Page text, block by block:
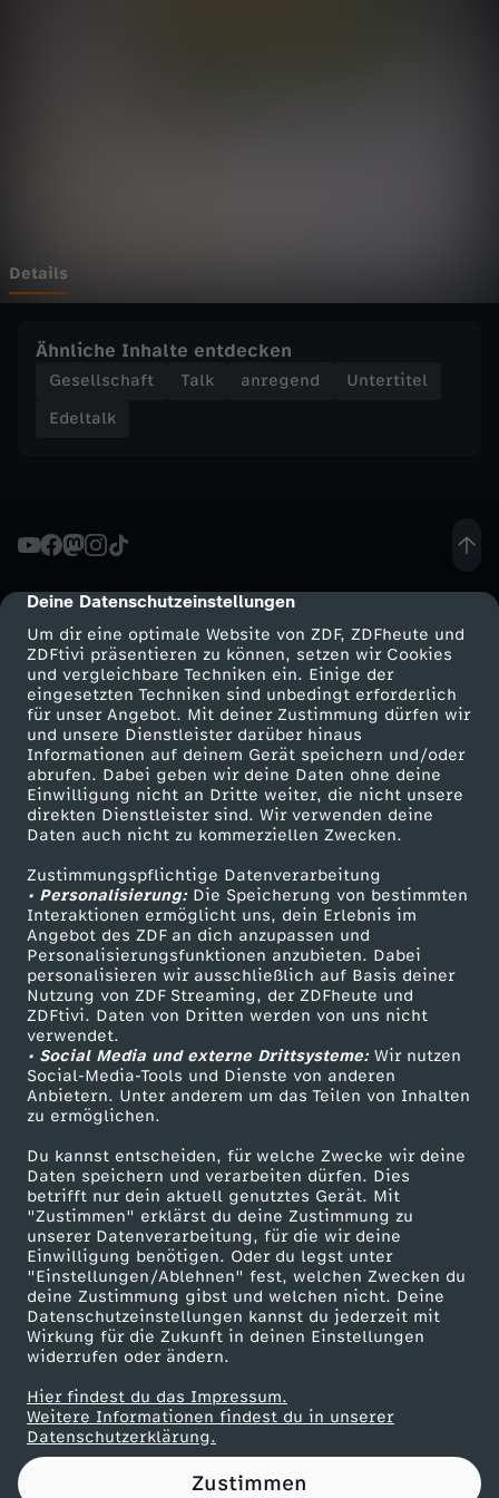
cmp-dialog-description
Deine Datenschutzeinstellungen
Um dir eine optimale Website von ZDF, ZDFheute und
ZDFtivi präsentieren zu können, setzen wir Cookies
und vergleichbare Techniken ein. Einige der
eingesetzten Techniken sind unbedingt erforderlich
für unser Angebot. Mit deiner Zustimmung dürfen wir
und unsere Dienstleister darüber hinaus
Informationen auf deinem Gerät speichern und/oder
abrufen. Dabei geben wir deine Daten ohne deine
Einwilligung nicht an Dritte weiter, die nicht unsere
direkten Dienstleister sind. Wir verwenden deine
Daten auch nicht zu kommerziellen Zwecken.
Zustimmungspflichtige Datenverarbeitung
• Personalisierung:Die Speicherung von bestimmten
Interaktionen ermöglicht uns, dein Erlebnis im
Angebot des ZDF an dich anzupassen und
Personalisierungsfunktionen anzubieten. Dabei
personalisieren wir ausschließlich auf Basis deiner
Nutzung von ZDF Streaming, der ZDFheute und
ZDFtivi. Daten von Dritten werden von uns nicht
verwendet.
• Social Media und externe Drittsysteme:Wir nutzen
Social-Media-Tools und Dienste von anderen
Anbietern. Unter anderem um das Teilen von Inhalten
zu ermöglichen.
Du kannst entscheiden, für welche Zwecke wir deine
Daten speichern und verarbeiten dürfen. Dies
betrifft nur dein aktuell genutztes Gerät. Mit
"Zustimmen" erklärst du deine Zustimmung zu
unserer Datenverarbeitung, für die wir deine
Einwilligung benötigen. Oder du legst unter
"Einstellungen/Ablehnen" fest, welchen Zwecken du
deine Zustimmung gibst und welchen nicht. Deine
Datenschutzeinstellungen kannst du jederzeit mit
Wirkung für die Zukunft in deinen Einstellungen
widerrufen oder ändern.
Hier findest du das Impressum.
Weitere Informationen findest du in unserer
Datenschutzerklärung.
Zustimmen
i
i
a
u
s
g
e
w
a
n
d
e
r
t
(
m
i
d
l
i
Details
Ähnliche Inhalte entdecken
Gesellschaft Talk anregend
Untertitel
Edeltalk
Mehr ZDF
ZDF-Apps
Smart TV
ZDFtext
Livestreams
Sendungen A-Z
TV-Programm
Service
ZDFmitreden
Kontakt zum ZDF
Tickets
Zuschauerservice
Hilfe
ZDF Unternehmen
Karriere
ZDF goes Schule
Werbefernsehen
Mainzelmännchen
Partner